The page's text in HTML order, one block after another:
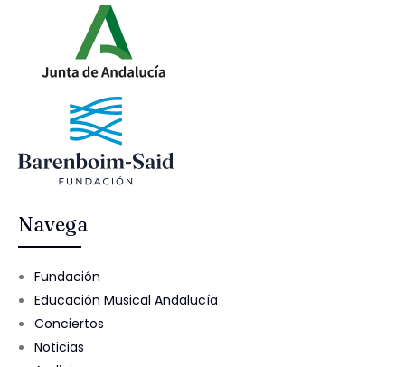
Navega
Fundación
Educación Musical Andalucía
Conciertos
Noticias